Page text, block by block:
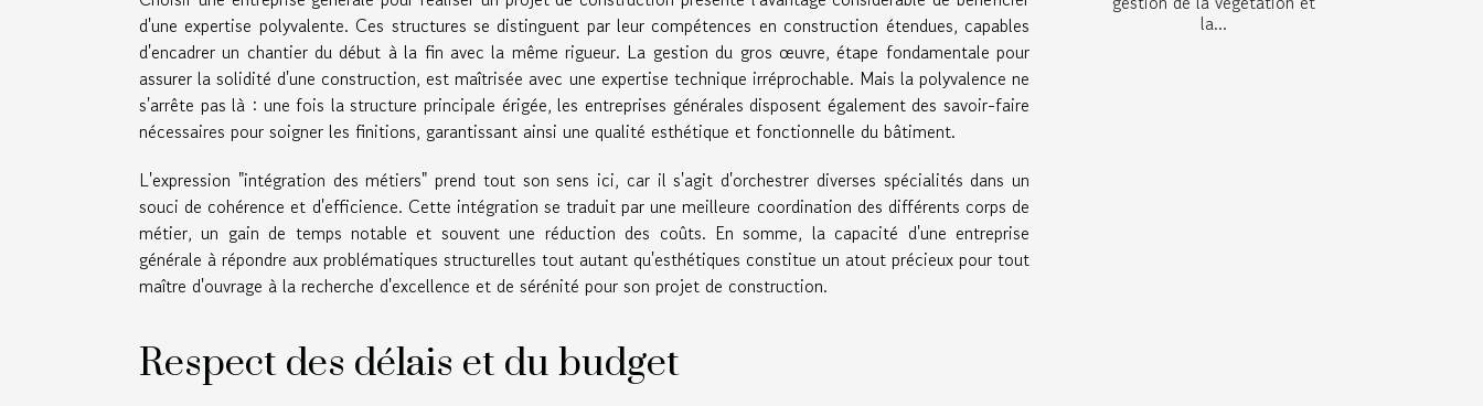
d'une expertise polyvalente. Ces structures se distinguent par leur compétences en construction étendues, capables
d'encadrer un chantier du début à la fin avec la même rigueur. La gestion du gros œuvre, étape fondamentale pour
assurer la solidité d'une construction, est maîtrisée avec une expertise technique irréprochable. Mais la polyvalence ne
s'arrête pas là : une fois la structure principale érigée, les entreprises générales disposent également des savoir-faire
nécessaires pour soigner les finitions, garantissant ainsi une qualité esthétique et fonctionnelle du bâtiment.
L'expression "intégration des métiers" prend tout son sens ici, car il s'agit d'orchestrer diverses spécialités dans un
souci de cohérence et d'efficience. Cette intégration se traduit par une meilleure coordination des différents corps de
métier, un gain de temps notable et souvent une réduction des coûts. En somme, la capacité d'une entreprise
générale à répondre aux problématiques structurelles tout autant qu'esthétiques constitue un atout précieux pour tout
maître d'ouvrage à la recherche d'excellence et de sérénité pour son projet de construction.
Respect des délais et du budget
la...